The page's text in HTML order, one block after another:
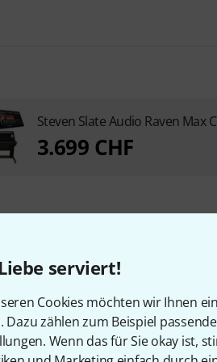
serviert!
Cookies möchten wir Ihnen
Dazu zählen zum Beispiel
Wenn das für Sie okay ist,
Steven Slate Audio Raven Max
3.699 CHF
&